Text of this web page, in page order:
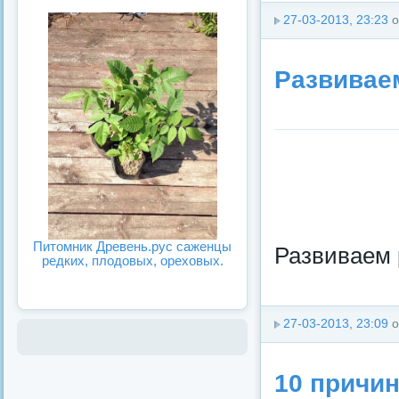
27-03-2013, 23:23
Развиваем
27-03-2013, 23:09
10
Питомник Древень.рус саженцы
редких, плодовых, ореховых.